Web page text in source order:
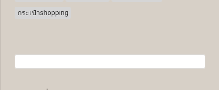
กระเป๋าshopping